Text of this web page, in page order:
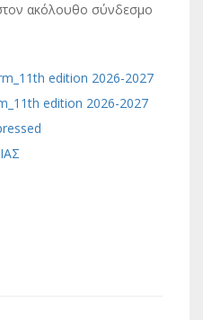
ακόλουθο σύνδεσμο
edition 2026-2027
edition 2026-2027